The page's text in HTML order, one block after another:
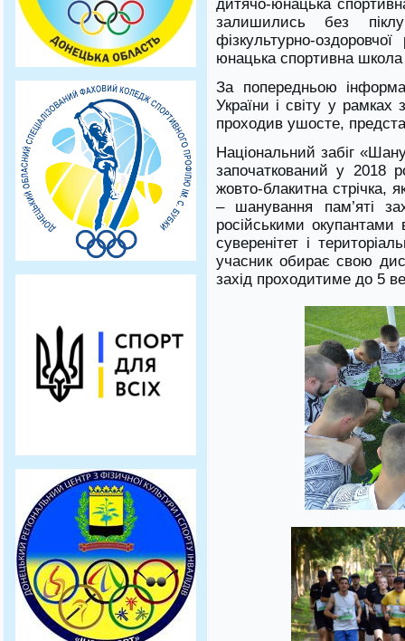
дитячо-юнацька
залишились без
фізкультурно-
юнацька спортивна школа
За попередньою
України і світу у рамках
проходив ушосте,
Національний забіг
започаткований у 2018
жовто-блакитна стрічка,
– шанування пам’яті
російськими окупантами
суверенітет і
учасник обирає свою
захід проходитиме до 5